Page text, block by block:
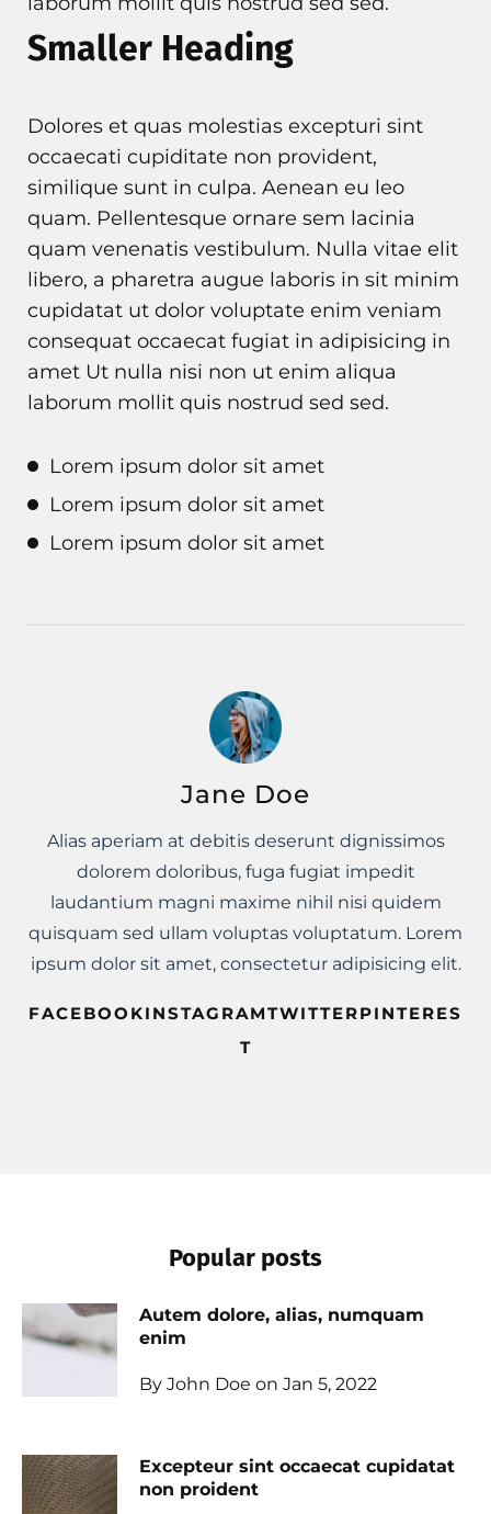
Smaller Heading
Dolores et quas molestias excepturi sint
occaecati cupiditate non provident,
similique sunt in culpa. Aenean eu leo
quam. Pellentesque ornare sem lacinia
quam venenatis vestibulum. Nulla vitae elit
libero, a pharetra augue laboris in sit minim
cupidatat ut dolor voluptate enim veniam
consequat occaecat fugiat in adipisicing in
amet Ut nulla nisi non ut enim aliqua
laborum mollit quis nostrud sed sed.
Lorem ipsum dolor sit amet
Lorem ipsum dolor sit amet
Lorem ipsum dolor sit amet
Jane Doe
Alias aperiam at debitis deserunt dignissimos
dolorem doloribus, fuga fugiat impedit
laudantium magni maxime nihil nisi quidem
quisquam sed ullam voluptas voluptatum. Lorem
ipsum dolor sit amet, consectetur adipisicing elit.
FACEBOOKINSTAGRAMTWITTERPINTERES
T
Popular posts
Autem dolore, alias, numquam
enim
By John Doe on Jan 5, 2022
Excepteur sint occaecat cupidatat
non proident